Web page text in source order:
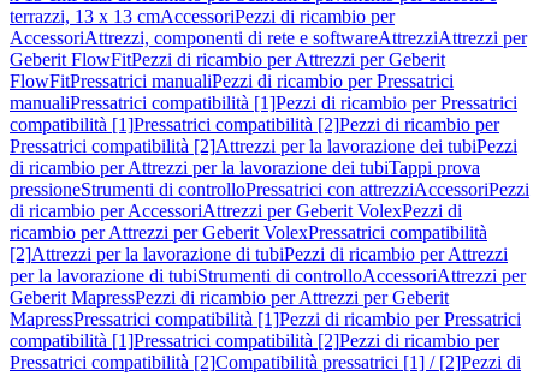
terrazzi, 13 x 13 cmAccessoriPezzi di ricambio per
AccessoriAttrezzi, componenti di rete e softwareAttrezziAttrezzi per
Geberit FlowFitPezzi di ricambio per Attrezzi per Geberit
FlowFitPressatrici manualiPezzi di ricambio per Pressatrici
manualiPressatrici compatibilità [1]Pezzi di ricambio per Pressatrici
compatibilità [1]Pressatrici compatibilità [2]Pezzi di ricambio per
Pressatrici compatibilità [2]Attrezzi per la lavorazione dei tubiPezzi
di ricambio per Attrezzi per la lavorazione dei tubiTappi prova
pressioneStrumenti di controlloPressatrici con attrezziAccessoriPezzi
di ricambio per AccessoriAttrezzi per Geberit VolexPezzi di
ricambio per Attrezzi per Geberit VolexPressatrici compatibilità
[2]Attrezzi per la lavorazione di tubiPezzi di ricambio per Attrezzi
per la lavorazione di tubiStrumenti di controlloAccessoriAttrezzi per
Geberit MapressPezzi di ricambio per Attrezzi per Geberit
MapressPressatrici compatibilità [1]Pezzi di ricambio per Pressatrici
compatibilità [1]Pressatrici compatibilità [2]Pezzi di ricambio per
Pressatrici compatibilità [2]Compatibilità pressatrici [1] / [2]Pezzi di